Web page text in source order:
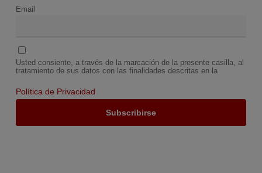
Email
Usted consiente, a través de la marcación de la presente casilla, al
tratamiento de sus datos con las finalidades descritas en la
Política de Privacidad